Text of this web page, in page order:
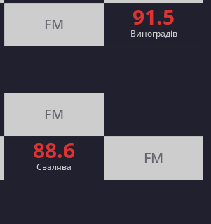
FM 91.5
Виноградів
FM
88.6
Cвалява FM